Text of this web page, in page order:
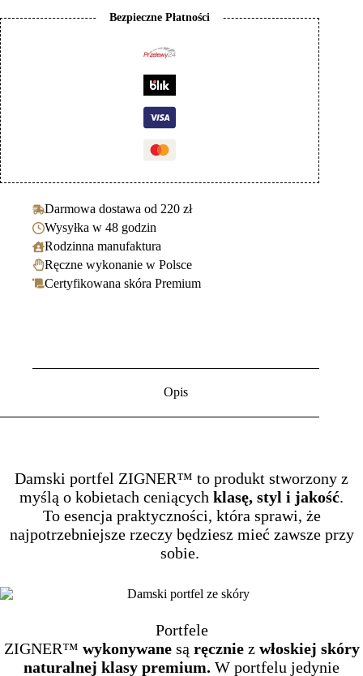
Bezpieczne Płatności
Darmowa dostawa od 220 zł
Wysyłka w 48 godzin
Rodzinna manufaktura
Ręczne wykonanie w Polsce
Certyfikowana skóra Premium
Opis
Damski portfel ZIGNER™ to produkt stworzony z
myślą o kobietach ceniących klasę, styl i jakość.
To esencja praktyczności, która sprawi, że
najpotrzebniejsze rzeczy będziesz mieć zawsze przy
sobie.
Portfele
ZIGNER™ wykonywane są ręczniez włoskiej skóry
naturalnej klasy premium. W portfelu jedynie